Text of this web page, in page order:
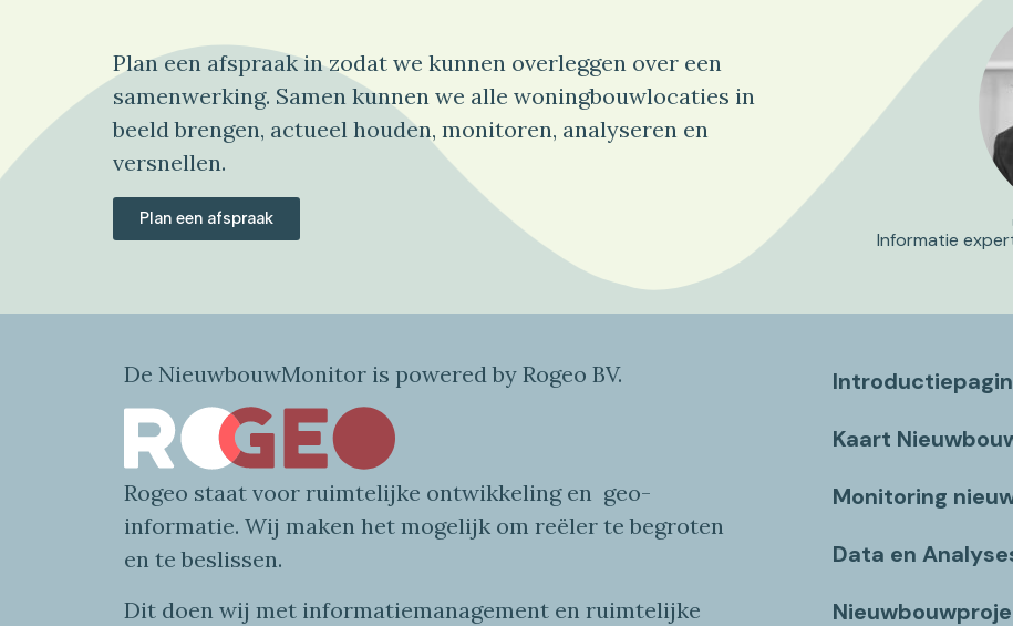
Plan een afspraak in zodat we kunnen overleggen over een
samenwerking. Samen kunnen we alle woningbouwlocaties in
beeld brengen, actueel houden, monitoren, analyseren en
versnellen.
Plan een afspraak
Informatie
De NieuwbouwMonitor is powered by Rogeo BV.
Rogeo staat voor ruimtelijke ontwikkeling en geo-
informatie. Wij maken het mogelijk om reëler te begroten
en te beslissen.
Dit doen wij met informatiemanagement en ruimtelijke
Kaart
Monitoring
Data en